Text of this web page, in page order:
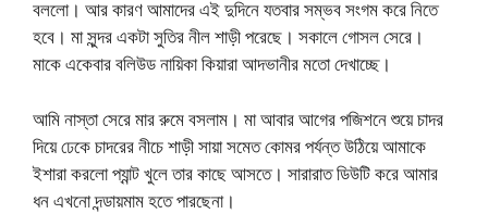
বললো। আর কারণ আমাদের এই দুদিনে যতবার সম্ভব সংগম করে নিতে
হবে। মা সুন্দর একটা সুতির নীল শাড়ী পরেছে। সকালে গোসল সেরে।
মাকে একেবার বলিউড নায়িকা কিয়ারা আদভানীর মতো দেখাচ্ছে।
আমি নাস্তা সেরে মার রুমে বসলাম। মা আবার আগের পজিশনে শুয়ে চাদর
দিয়ে ঢেকে চাদরের নীচে শাড়ী সায়া সমেত কোমর পর্যন্ত উঠিয়ে আমাকে
ইশারা করলো প্যান্ট খুলে তার কাছে আসতে। সারারাত ডিউটি করে আমার
ধন এখনো দন্ডায়মাম হতে পারছেনা।